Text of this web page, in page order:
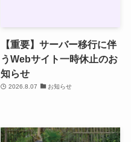
【重要】サーバー移行に伴
うWebサイト一時休止のお
知らせ
2026.8.07 お知らせ